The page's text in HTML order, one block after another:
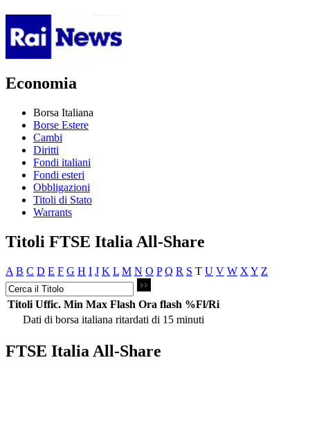
Economia
Borsa Italiana
Borse Estere
Cambi
Diritti
Fondi italiani
Fondi esteri
Obbligazioni
Titoli di Stato
Warrants
Titoli FTSE Italia All-Share
A B C D E F G H I J K L M N O P Q R S T U V W X Y Z
Titoli Uffic. Min Max Flash Ora flash %Fl/Ri
Dati di borsa italiana ritardati di 15 minuti
FTSE Italia All-Share